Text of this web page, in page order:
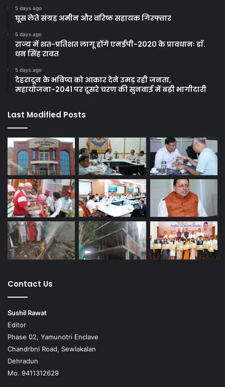
5 days ago
घूस लेते संग्रह अमीन और वरिष्ठ सहायक गिरफ्तार
5 days ago
राज्य में शत-प्रतिशत लागू होंगे एनईपी-2020 के प्रावधानः डाॅ.
धन सिंह रावत
5 days ago
देहरादून के भविष्य को आकार देने उमड़ रही जनता,
महायोजना-2041 पर दूसरे चरण की सुनवाई में बढ़ी भागीदारी
Last Modified Posts
Contact Us
Sushil Rawat
Editor
Phase 02, Yamunotri Enclave
Chandrbni Road, Sewlakalan
Dehradun
Mo. 9411312629